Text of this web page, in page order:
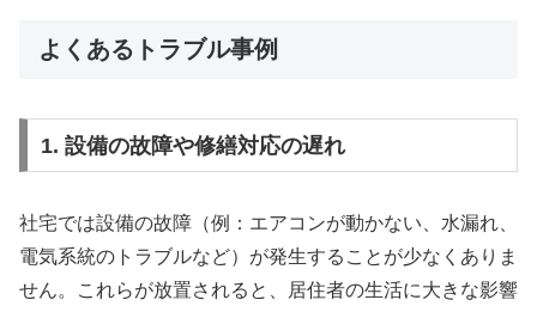
よくあるトラブル事例
1. 設備の故障や修繕対応の遅れ
社宅では設備の故障（例：エアコンが動かない、水漏れ、
電気系統のトラブルなど）が発生することが少なくありま
せん。これらが放置されると、居住者の生活に大きな影響